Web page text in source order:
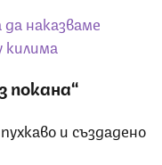
наказваме
килима
покана“
и създадено